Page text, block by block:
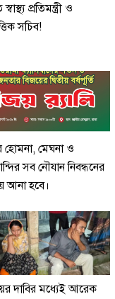
প্রতিমন্ত্রী ও
সচিব!
হোমনা, মেঘনা ও
সব নৌযান নিবন্ধনের
হবে।
দাবির মধ্যেই আরেক